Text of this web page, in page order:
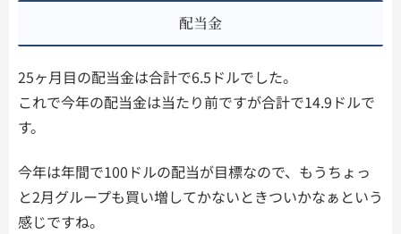
配当金
25ヶ月目の配当金は合計で6.5ドルでした。
これで今年の配当金は当たり前ですが合計で14.9ドルで
す。
今年は年間で100ドルの配当が目標なので、もうちょっ
と2月グループも買い増してかないときついかなぁという
感じですね。